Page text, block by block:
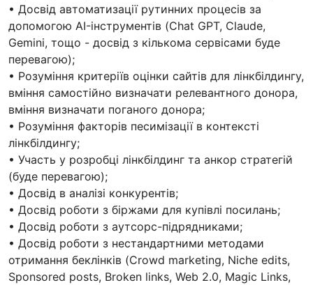
• Досвід автоматизації рутинних процесів за
допомогою AI-інструментів (Chat GPT, Claude,
Gemini, тощо - досвід з кількома сервісами буде
перевагою);
• Розуміння критеріїв оцінки сайтів для лінкбілдингу,
вміння самостійно визначати релевантного донора,
вміння визначати поганого донора;
• Розуміння факторів песимізації в контексті
лінкбілдингу;
• Участь у розробці лінкбілдинг та анкор стратегій
(буде перевагою);
• Досвід в аналізі конкурентів;
• Досвід роботи з біржами для купівлі посилань;
• Досвід роботи з аутсорс-підрядниками;
• Досвід роботи з нестандартними методами
отримання беклінків (Crowd marketing, Niche edits,
Sponsored posts, Broken links, Web 2.0, Magic Links,